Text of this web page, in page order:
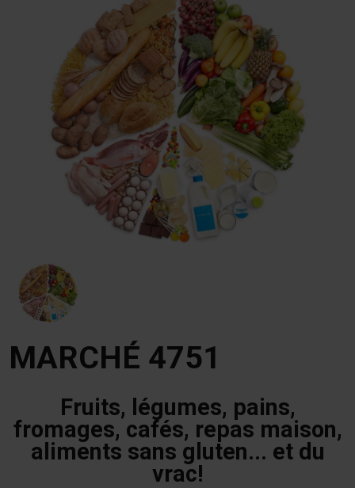
MARCHÉ 4751
Fruits, légumes, pains,
fromages, cafés, repas maison,
aliments sans gluten... et du
vrac!